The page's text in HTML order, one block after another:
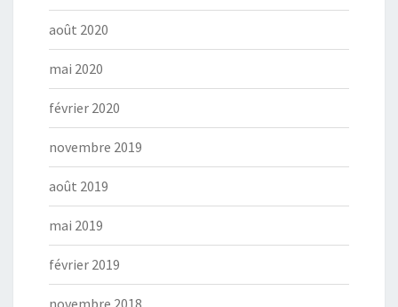
août 2020
mai 2020
février 2020
novembre 2019
août 2019
mai 2019
février 2019
novembre 2018